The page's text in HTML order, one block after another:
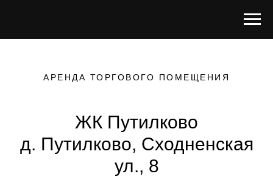
АРЕНДА ТОРГОВОГО ПОМЕЩЕНИЯ
ЖК Путилково
д. Путилково, Сходненская
ул., 8